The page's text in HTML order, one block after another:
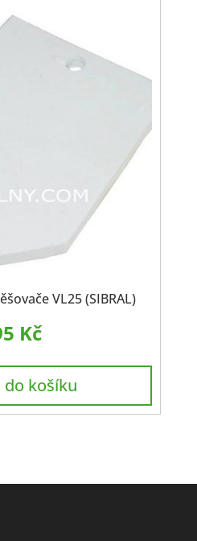
VL25 (SIBRAL)
Kč
do košíku